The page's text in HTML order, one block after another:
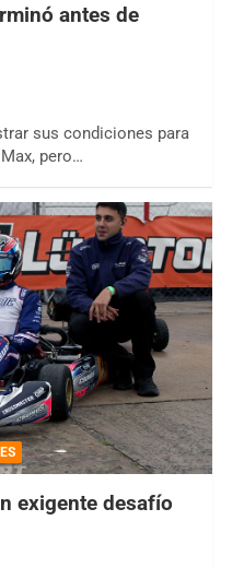
antes de
sus condiciones para
pero…
exigente desafío